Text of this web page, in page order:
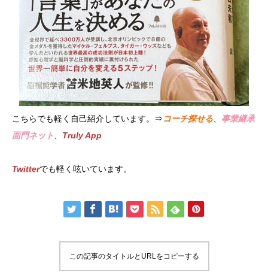
こちらでも軽く自己紹介しています。⇒コーチ探せる
事業継承
面門ネット
Truly App
Twitterでも軽く呟いています。
この記事のタイトルとURLをコピーする